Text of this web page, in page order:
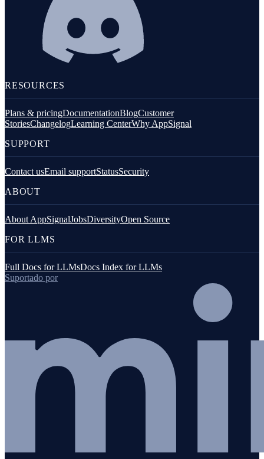
RESOURCES
Plans & pricingDocumentationBlogCustomer
StoriesChangelogLearning CenterWhy AppSignal
SUPPORT
Contact usEmail supportStatusSecurity
ABOUT
About AppSignalJobsDiversityOpen Source
FOR LLMS
Full Docs for LLMsDocs Index for LLMs
Suportado por